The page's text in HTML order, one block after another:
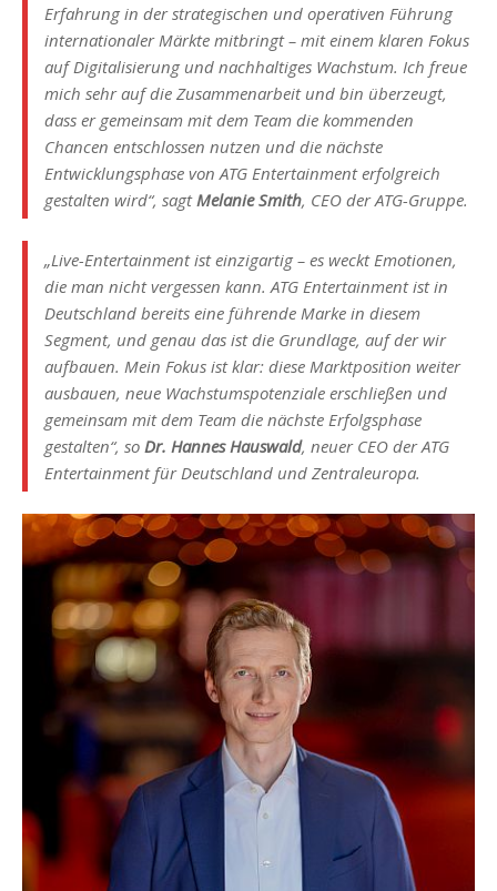
Erfahrung in der strategischen und operativen Führung
internationaler Märkte mitbringt – mit einem klaren Fokus
auf Digitalisierung und nachhaltiges Wachstum. Ich freue
mich sehr auf die Zusammenarbeit und bin überzeugt,
dass er gemeinsam mit dem Team die kommenden
Chancen entschlossen nutzen und die nächste
Entwicklungsphase von ATG Entertainment erfolgreich
gestalten wird“, sagt Melanie Smith, CEO der ATG-Gruppe.
„Live-Entertainment ist einzigartig – es weckt Emotionen,
die man nicht vergessen kann. ATG Entertainment ist in
Deutschland bereits eine führende Marke in diesem
Segment, und genau das ist die Grundlage, auf der wir
aufbauen. Mein Fokus ist klar: diese Marktposition weiter
ausbauen, neue Wachstumspotenziale erschließen und
gemeinsam mit dem Team die nächste Erfolgsphase
gestalten“, so Dr. Hannes Hauswald, neuer CEO der ATG
Entertainment für Deutschland und Zentraleuropa.